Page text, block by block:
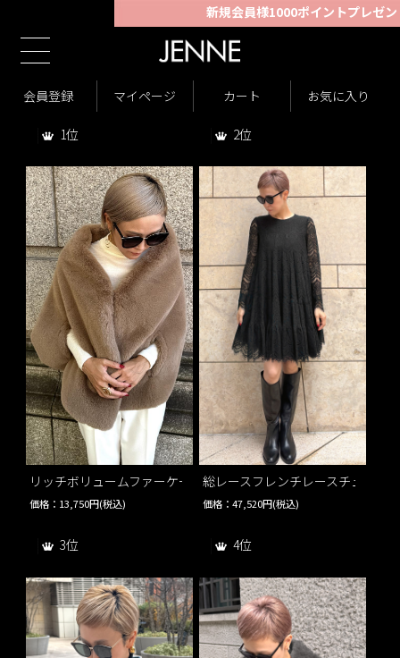
新規会員様1000ポイントプレゼント！
会員登録 マイページ カート お気に入り
TOP 商品一覧
商品一覧のランキング
1位
リッチボリュームファーケープ
価格：13,750円(税込)
2位
総レースフレンチレースチュニッ
価格：47,520円(税込)
3位 4位